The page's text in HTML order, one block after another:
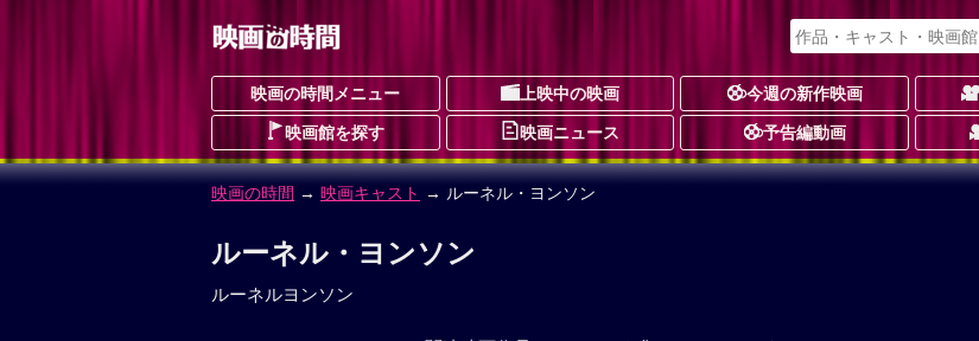
映画の時間メニュー 上映中の映画 今週の新作映画
映画館を探す 映画ニュース 予告編動画
映画の時間 → 映画キャスト → ルーネル・ヨンソン
ルーネル・ヨンソン
ルーネルヨンソン